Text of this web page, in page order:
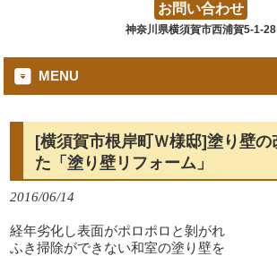
お問い合わせ
神奈川県横須賀市西浦賀5-1-28
MENU
[横須賀市根岸町Ｗ様邸]塗り壁の
た「塗り壁リフォーム」
2016/06/14
経年劣化し表面がポロポロと剝がれ
ふき掃除ができない和室の塗り壁を